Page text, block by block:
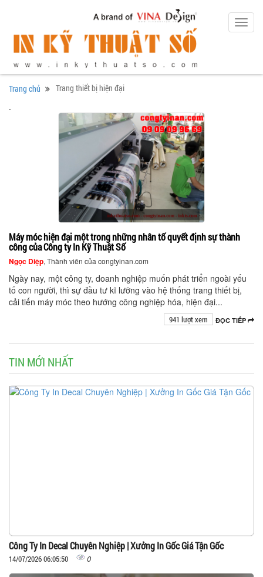
Trang chủ Trang thiết bị hiện đại
.
Máy móc hiện đại một trong những nhân tố quyết định sự thành
công của Công ty In Kỹ Thuật Số
Ngọc Diệp, Thành viên của congtyinan.com
Ngày nay, một công ty, doanh nghiệp muốn phát triển ngoài yếu
tố con người, thì sự đầu tư kĩ lưỡng vào hệ thống trang thiết bị,
cải tiến máy móc theo hướng công nghiệp hóa, hiện đại...
ĐỌC TIẾP
941 lượt xem
TIN MỚI NHẤT
Công Ty In Decal Chuyên Nghiệp | Xưởng In Gốc Giá Tận Gốc
14/07/2026 06:05:50 0